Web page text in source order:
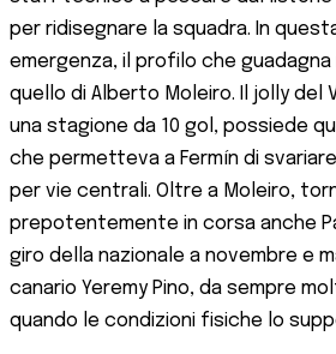
per ridisegnare la squadra. In
emergenza, il profilo che
quello di Alberto Moleiro. Il jolly del
una stagione da 10 gol, possiede
che permetteva a Fermín di
per vie centrali. Oltre a Moleiro,
prepotentemente in corsa anche
giro della nazionale a novembre e
canario Yeremy Pino, da sempre
quando le condizioni fisiche lo